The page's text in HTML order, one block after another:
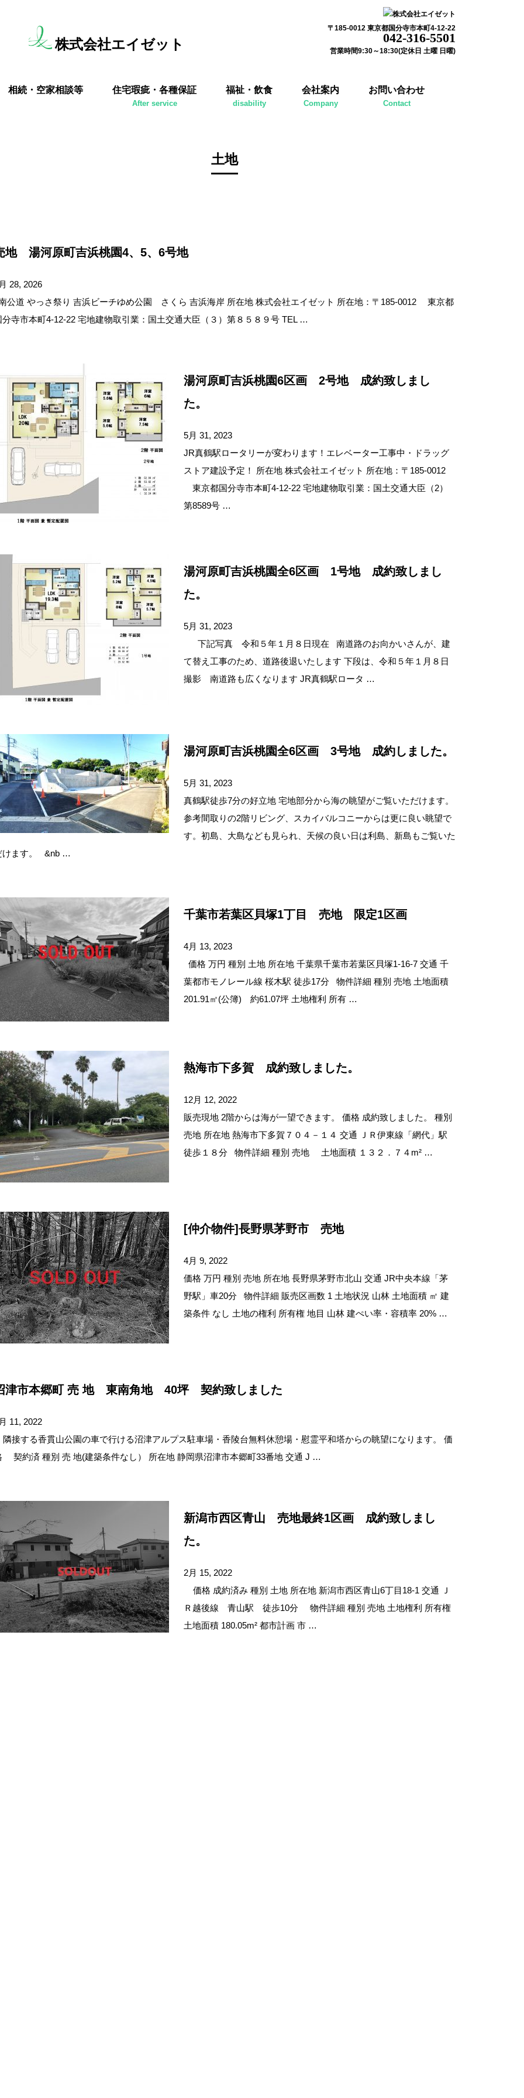
〒185-0012 東京都国分寺市本町4-12-22
042-316-5501
営業時間9:30～18:30(定休日 土曜 日曜)
株式会社エイゼット
相続・空家相談等 住宅瑕疵・各種保証
After service
福祉・飲食
disability
会社案内
Company
お問い合わせ
Contact
土地
地 湯河原町吉浜桃園4、5、6号地
28, 2026
公道 やっさ祭り 吉浜ビーチゆめ公園 さくら 吉浜海岸 所在地 株式会社エイゼット 所在地：〒185-0012 東京都
分寺市本町4-12-22 宅地建物取引業：国土交通大臣（３）第８５８９号 TEL …
湯河原町吉浜桃園6区画 2号地 成約致しまし
た。
5月 31, 2023
JR真鶴駅ロータリーが変わります！エレベーター工事中・ドラッグ
ストア建設予定！ 所在地 株式会社エイゼット 所在地：〒185-0012
東京都国分寺市本町4-12-22 宅地建物取引業：国土交通大臣（2）
第8589号 …
湯河原町吉浜桃園全6区画 1号地 成約致しまし
た。
5月 31, 2023
下記写真 令和５年１月８日現在 南道路のお向かいさんが、建
て替え工事のため、道路後退いたします 下段は、令和５年１月８日
撮影 南道路も広くなります JR真鶴駅ロータ …
湯河原町吉浜桃園全6区画 3号地 成約しました。
5月 31, 2023
真鶴駅徒歩7分の好立地 宅地部分から海の眺望がご覧いただけます。
参考間取りの2階リビング、スカイバルコニーからは更に良い眺望で
す。初島、大島なども見られ、天候の良い日は利島、新島もご覧いた
けます。 &nb …
千葉市若葉区貝塚1丁目 売地 限定1区画
4月 13, 2023
価格 万円 種別 土地 所在地 千葉県千葉市若葉区貝塚1-16-7 交通 千
葉都市モノレール線 桜木駅 徒歩17分 物件詳細 種別 売地 土地面積
201.91㎡(公簿) 約61.07坪 土地権利 所有 …
熱海市下多賀 成約致しました。
12月 12, 2022
販売現地 2階からは海が一望できます。 価格 成約致しました。 種別
売地 所在地 熱海市下多賀７０４－１４ 交通 ＪＲ伊東線「網代」駅
徒歩１８分 物件詳細 種別 売地 土地面積 １３２．７４m² …
[仲介物件]長野県茅野市 売地
4月 9, 2022
価格 万円 種別 売地 所在地 長野県茅野市北山 交通 JR中央本線「茅
野駅」車20分 物件詳細 販売区画数 1 土地状況 山林 土地面積 ㎡ 建
築条件 なし 土地の権利 所有権 地目 山林 建ぺい率・容積率 20% …
津市本郷町 売 地 東南角地 40坪 契約致しました
11, 2022
接する香貫山公園の車で行ける沼津アルプス駐車場・香陵台無料休憩場・慰霊平和塔からの眺望になります。 価
契約済 種別 売 地(建築条件なし） 所在地 静岡県沼津市本郷町33番地 交通 J …
新潟市西区青山 売地最終1区画 成約致しまし
た。
2月 15, 2022
価格 成約済み 種別 土地 所在地 新潟市西区青山6丁目18-1 交通 Ｊ
Ｒ越後線 青山駅 徒歩10分 物件詳細 種別 売地 土地権利 所有権
土地面積 180.05m² 都市計画 市 …